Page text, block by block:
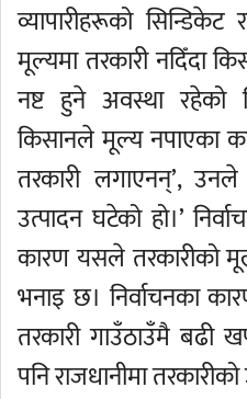
व्यापारीहरूको
मूल्यमा तरकारी नदिँदा
नष्ट हुने अवस्था रहेको
किसानले मूल्य नपाएका
तरकारी लगाएनन्’,
उत्पादन घटेको हो।’
कारण यसले तरकारीको
भनाइ छ। निर्वाचनका
तरकारी गाउँठाउँमै
पनि राजधानीमा